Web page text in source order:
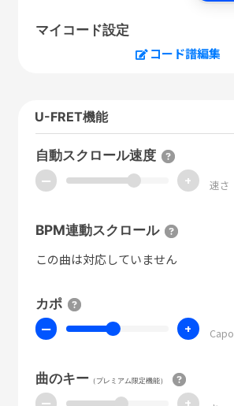
マイコード設定
コード譜編集
U-FRET機能
自動スクロール速度
ー + 速さ
BPM連動スクロール
この曲は対応していません
カポ
ー + Capo
曲のキー（プレミアム限定機能）